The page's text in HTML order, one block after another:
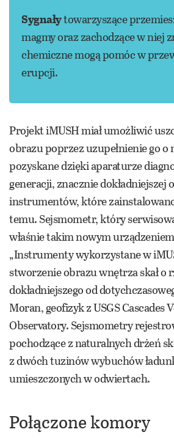
Sygnałytowarzyszące
magmy oraz zachodzące w niej
chemiczne mogą pomóc w
erupcji.
Projekt iMUSH miał umożliwić
obrazu poprzez uzupełnienie go o
pozyskane dzięki aparaturze
generacji, znacznie dokładniejszej
instrumentów, które
temu. Sejsmometr, który
właśnie takim nowym
„Instrumenty wykorzystane w
stworzenie obrazu wnętrza skał o
dokładniejszego od
Moran, geofizyk z USGS Cascades
Observatory. Sejsmometry
pochodzące z naturalnych drżeń
z dwóch tuzinów wybuchów
umieszczonych w odwiertach.
Połączone komory